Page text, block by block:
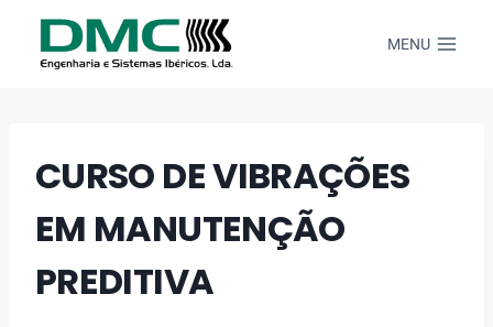
content
MENU
CURSO DE VIBRAÇÕES
EM MANUTENÇÃO
PREDITIVA